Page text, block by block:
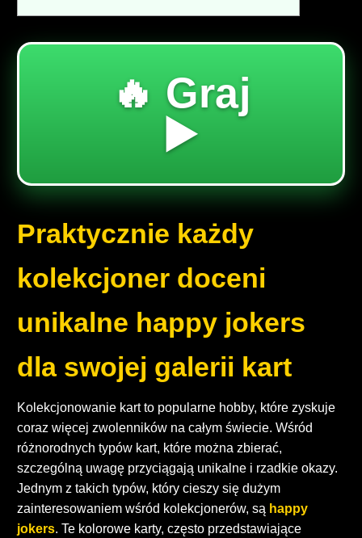
🔥 Graj
▶️
Praktycznie każdy
kolekcjoner doceni
unikalne happy jokers
dla swojej galerii kart
Kolekcjonowanie kart to popularne hobby, które zyskuje
coraz więcej zwolenników na całym świecie. Wśród
różnorodnych typów kart, które można zbierać,
szczególną uwagę przyciągają unikalne i rzadkie okazy.
Jednym z takich typów, który cieszy się dużym
zainteresowaniem wśród kolekcjonerów, są happy
jokers. Te kolorowe karty, często przedstawiające